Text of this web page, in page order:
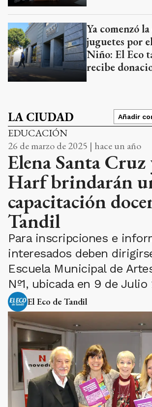
Ya comenzó
juguetes por
Niño: El Eco
recibe
LA CIUDAD Añadir
EDUCACIÓN
26 de marzo de 2025 | hace un año
Elena Santa
Harf brindarán
capacitación
Tandil
Para inscripciones e
interesados deben
Escuela Municipal de
Nº1, ubicada en 9 de Julio
El Eco de Tandil